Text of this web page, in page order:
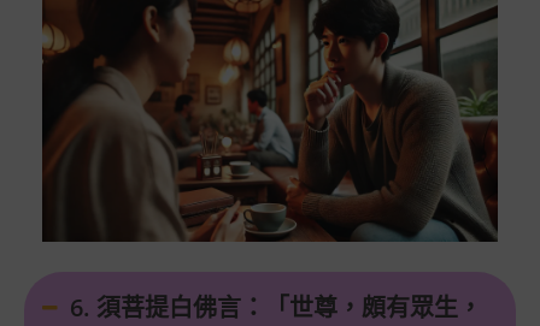
6. 須菩提白佛言：「世尊，頗有眾生，